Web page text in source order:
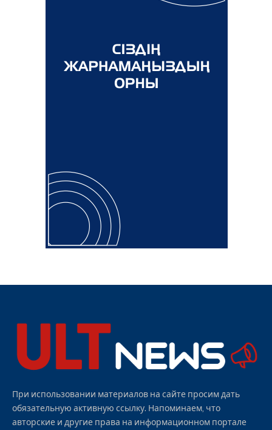
При использовании материалов на сайте просим дать
обязательную активную ссылку. Напоминаем, что
авторские и другие права на информационном портале